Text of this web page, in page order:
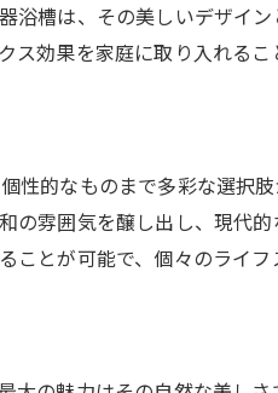
リット
選び方ガイド
槽は、その美しいデザイ
効果を家庭に取り入れるこ
的なものまで多彩な選択
雰囲気を醸し出し、現代
とが可能で、個々のライフ